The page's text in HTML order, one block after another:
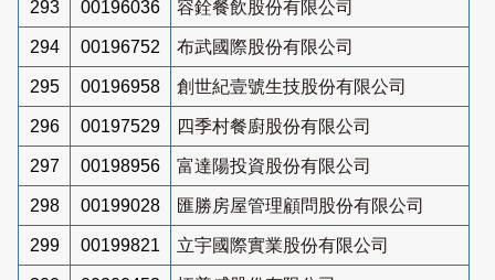
293 00196036 容銓餐飲股份有限公司
294 00196752 布武國際股份有限公司
295 00196958 創世紀壹號生技股份有限公司
296 00197529 四季村餐廚股份有限公司
297 00198956 富達陽投資股份有限公司
298 00199028 匯勝房屋管理顧問股份有限公司
299 00199821 立宇國際實業股份有限公司